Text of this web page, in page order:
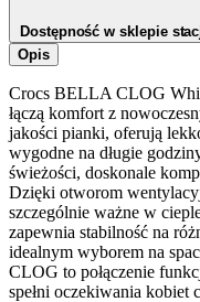
Dostępność w sklepie
Opis
Crocs BELLA CLOG
łączą komfort z
jakości pianki, oferują
wygodne na długie
świeżości, doskonale
Dzięki otworom
szczególnie ważne w
zapewnia stabilność na
idealnym wyborem na
CLOG to połączenie
spełni oczekiwania kobiet